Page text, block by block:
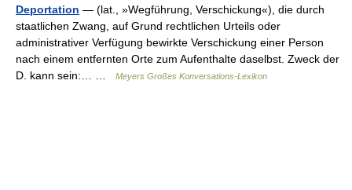
Deportation — (lat., »Wegführung, Verschickung«), die durch
staatlichen Zwang, auf Grund rechtlichen Urteils oder
administrativer Verfügung bewirkte Verschickung einer Person
nach einem entfernten Orte zum Aufenthalte daselbst. Zweck der
D. kann sein:… …
Meyers Großes Konversations-Lexikon